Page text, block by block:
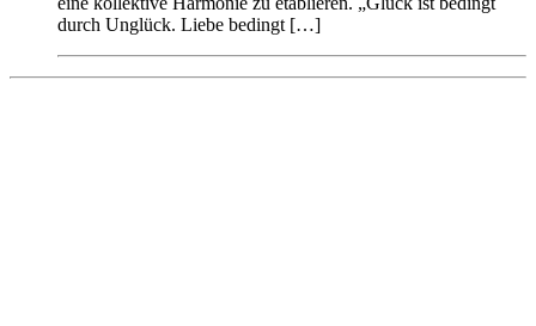
durch Unglück. Liebe bedingt […]